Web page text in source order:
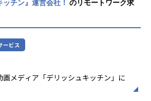
しています。
システム提供サービス」「クリニッ
国内有数のオンライン診療プラット
を遂げています。
の実現を目指しています。
年4月に新設されたプロフェッシコン
組織拡大を担う第一期メンバーとし
ただくマネージャー以上の人材を募
ステムをどう改善するか」だけでなく
いか」を常に考えながら開発に向き
Code
チン』運営会社！ のリモートワーク求
ービス
画メディア「デリッシュキッチン」に